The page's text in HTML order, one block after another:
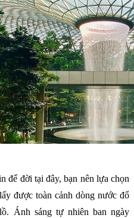
để đời tại đây, bạn nên lựa chọn
được toàn cảnh dòng nước đổ
Ánh sáng tự nhiên ban ngày